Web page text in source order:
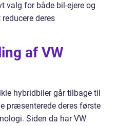
valg for både bil-ejere og
deres
af VW
hybridbiler går tilbage til
præsenterede deres første
Siden da har VW